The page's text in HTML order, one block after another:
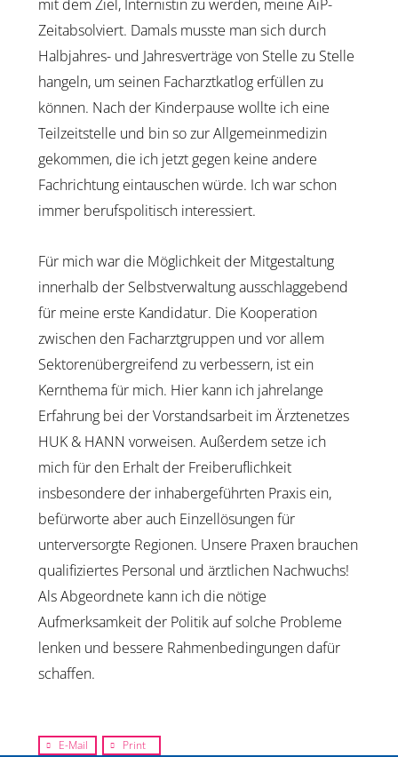
mit dem Ziel, Internistin zu werden, meine AiP-
Zeitabsolviert. Damals musste man sich durch
Halbjahres- und Jahresverträge von Stelle zu Stelle
hangeln, um seinen Facharztkatlog erfüllen zu
können. Nach der Kinderpause wollte ich eine
Teilzeitstelle und bin so zur Allgemeinmedizin
gekommen, die ich jetzt gegen keine andere
Fachrichtung eintauschen würde. Ich war schon
immer berufspolitisch interessiert.
Für mich war die Möglichkeit der Mitgestaltung
innerhalb der Selbstverwaltung ausschlaggebend
für meine erste Kandidatur. Die Kooperation
zwischen den Facharztgruppen und vor allem
Sektorenübergreifend zu verbessern, ist ein
Kernthema für mich. Hier kann ich jahrelange
Erfahrung bei der Vorstandsarbeit im Ärztenetzes
HUK & HANN vorweisen. Außerdem setze ich
mich für den Erhalt der Freiberuflichkeit
insbesondere der inhabergeführten Praxis ein,
befürworte aber auch Einzellösungen für
unterversorgte Regionen. Unsere Praxen brauchen
qualifiziertes Personal und ärztlichen Nachwuchs!
Als Abgeordnete kann ich die nötige
Aufmerksamkeit der Politik auf solche Probleme
lenken und bessere Rahmenbedingungen dafür
schaffen.
E-Mail Print